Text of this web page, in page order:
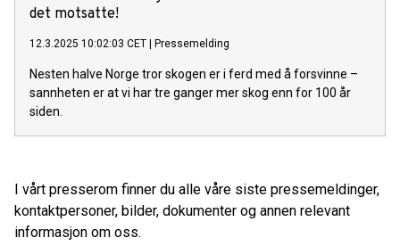
det motsatte!
12.3.2025 10:02:03 CET | Pressemelding
Nesten halve Norge tror skogen er i ferd med å forsvinne –
sannheten er at vi har tre ganger mer skog enn for 100 år
siden.
I vårt presserom finner du alle våre siste pressemeldinger,
kontaktpersoner, bilder, dokumenter og annen relevant
informasjon om oss.